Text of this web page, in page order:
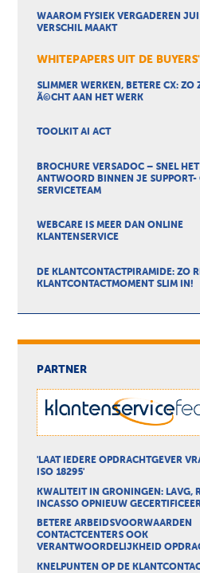
WAAROM FYSIEK VERGADEREN
VERSCHIL MAAKT
WHITEPAPERS UIT DE
SLIMMER WERKEN, BETERE CX: ZO
Ã©CHT AAN HET WERK
TOOLKIT AI ACT
BROCHURE VERSADOC – SNEL
ANTWOORD BINNEN JE SUPPORT-
SERVICETEAM
WEBCARE IS MEER DAN ONLINE
KLANTENSERVICE
DE KLANTCONTACTPIRAMIDE: ZO
KLANTCONTACTMOMENT SLIM IN!
PARTNER
'LAAT IEDERE OPDRACHTGEVER
ISO 18295'
KWALITEIT IN GRONINGEN: LAVG,
INCASSO OPNIEUW
BETERE ARBEIDSVOORWAARDEN
CONTACTCENTERS OOK
VERANTWOORDELIJKHEID
KNELPUNTEN OP DE